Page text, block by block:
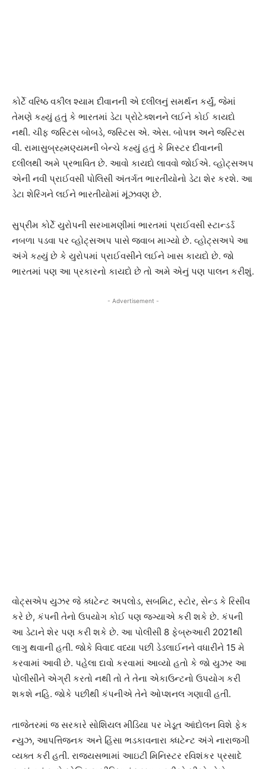
કોર્ટે વરિષ્ઠ વકીલ શ્યામ દીવાનની એ દલીલનું સમર્થન કર્યું, જેમાં
તેમણે કહ્યું હતું કે ભારતમાં ડેટા પ્રોટેક્શનને લઈને કોઈ કાયદો
નથી. ચીફ જસ્ટિસ બોબડે, જસ્ટિસ એ. એસ. બોપન્ન અને જસ્ટિસ
વી. રામાસુબ્રહ્મણ્યમની બેન્ચે કહ્યું હતું કે મિસ્ટર દીવાનની
દલીલથી અમે પ્રભાવિત છે. આવો કાયદો લાવવો જોઈએ. વ્હોટ્સઅપ
એની નવી પ્રાઈવસી પોલિસી અંતર્ગત ભારતીયોનો ડેટા શેર કરશે. આ
ડેટા શેરિંગને લઈને ભારતીયોમાં મૂંઝવણ છે.
સુપ્રીમ કોર્ટે યુરોપની સરખામણીમાં ભારતમાં પ્રાઈવસી સ્ટાન્ડર્ડ
નબળા પડવા પર વ્હોટ્સઅપ પાસે જવાબ માગ્યો છે. વ્હોટ્સઅપે આ
અંગે કહ્યું છે કે યુરોપમાં પ્રાઈવસીને લઈને ખાસ કાયદો છે. જો
ભારતમાં પણ આ પ્રકારનો કાયદો છે તો અમે એનું પણ પાલન કરીશું.
- Advertisement -
વોટ્સએપ યુઝર જે ક્ધટેન્ટ અપલોડ, સબમિટ, સ્ટોર, સેન્ડ કે રિસીવ
કરે છે, કંપની તેનો ઉપયોગ કોઈ પણ જગ્યાએ કરી શકે છે. કંપની
આ ડેટાને શેર પણ કરી શકે છે. આ પોલીસી 8 ફેબ્રુઆરી 2021થી
લાગુ થવાની હતી. જોકે વિવાદ વધ્યા પછી ડેડલાઈનને વધારીને 15 મે
કરવામાં આવી છે. પહેલા દાવો કરવામાં આવ્યો હતો કે જો યુઝર આ
પોલીસીને એગ્રી કરતો નથી તો તે તેના એકાઉન્ટનો ઉપયોગ કરી
શકશે નહિ. જોકે પછીથી કંપનીએ તેને ઓપ્શનલ ગણાવી હતી.
તાજેતરમાં જ સરકારે સોશિયલ મીડિયા પર ખેડૂત આંદોલન વિશે ફેક
ન્યુઝ, આપત્તિજનક અને હિંસા ભડકાવનારા ક્ધટેન્ટ અંગે નારાજગી
વ્યક્ત કરી હતી. રાજ્યસભામાં આઇટી મિનિસ્ટર રવિશંકર પ્રસાદે